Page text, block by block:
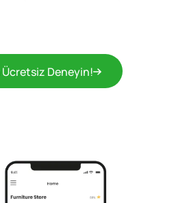
Ücretsiz Deneyin!